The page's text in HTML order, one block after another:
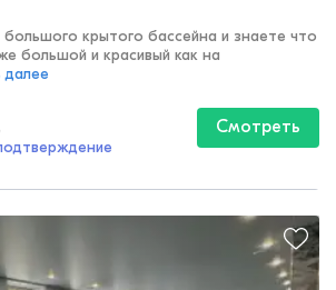
крытого бассейна и знаете что
большой и красивый как на
далее
Смотреть